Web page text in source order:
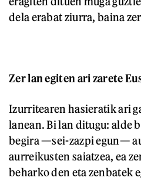
dela erabat ziurra, baina
Zer lan egiten ari zarete
Izurritearen hasieratik ari
lanean. Bi lan ditugu: alde
begira —sei-zazpi egun—
aurreikusten saiatzea, ea
beharko den eta zenbatek